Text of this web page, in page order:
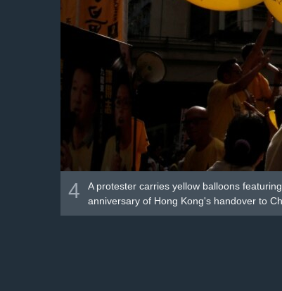
4
A protester carries yellow balloons
anniversary of Hong Kong's handover to